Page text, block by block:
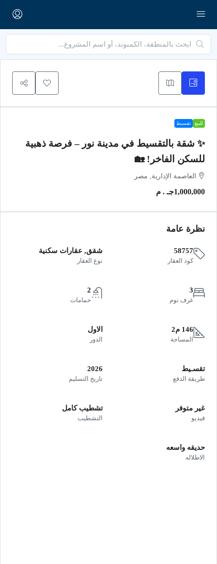
للبيع تقسيط
✨ شقة بالتقسيط في مدينة نور – فرصة ذهبية
للسكن الفاخر! 🏡
العاصمة الإدارية, مصر
1,000,000جـ . م
نظرة عامة
58757
كود العقار
شقق, عقارات سكنية
نوع العقار
3
غرف نوم
2
حمامات
146 م2
المساحة
الاول
الدور
تقسـيط
طريقة الدفع
2026
تاريخ التسليم
غير متوفر
فيديو
تشطيب كامل
التشطيب
حديقه واسعه
الاطلاله